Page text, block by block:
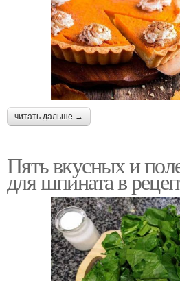
читать дальше →
Пять вкусных и
для шпината в